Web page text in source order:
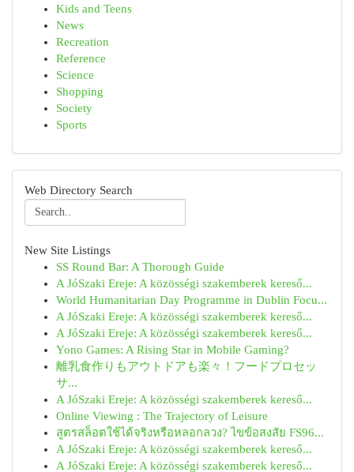
Kids and Teens
News
Recreation
Reference
Science
Shopping
Society
Sports
Web Directory Search
New Site Listings
SS Round Bar: A Thorough Guide
A JóSzaki Ereje: A közösségi szakemberek kereső...
World Humanitarian Day Programme in Dublin Focu...
A JóSzaki Ereje: A közösségi szakemberek kereső...
A JóSzaki Ereje: A közösségi szakemberek kereső...
Yono Games: A Rising Star in Mobile Gaming?
離乳食作りもアウトドアも楽々！フードプロセッ
サ...
A JóSzaki Ereje: A közösségi szakemberek kereső...
Online Viewing : The Trajectory of Leisure
สูตรสล็อตใช้ได้จริงหรือหลอกลวง? ไขข้อสงสัย FS96...
A JóSzaki Ereje: A közösségi szakemberek kereső...
A JóSzaki Ereje: A közösségi szakemberek kereső...